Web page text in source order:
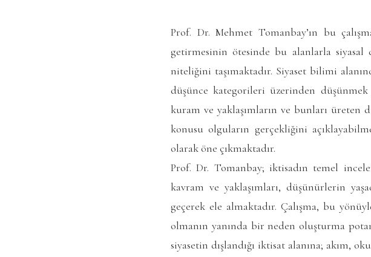
Prof. Dr. Mehmet Tomanbay’ın bu
getirmesinin ötesinde bu alanlarla
niteliğini taşımaktadır. Siyaset bilimi
düşünce kategorileri üzerinden
kuram ve yaklaşımların ve bunları üreten
konusu olguların gerçekliğini
olarak öne çıkmaktadır.
Prof. Dr. Tomanbay; iktisadın temel
kavram ve yaklaşımları, düşünürlerin
geçerek ele almaktadır. Çalışma, bu
olmanın yanında bir neden oluşturma
siyasetin dışlandığı iktisat alanına; akım,